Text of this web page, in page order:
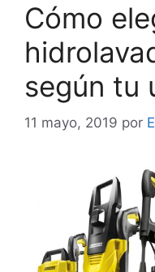
Cómo
según tu
11 mayo, 2019 por